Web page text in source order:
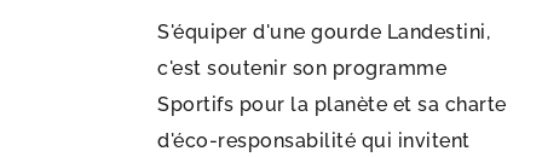
S'équiper d'une gourde Landestini,
c'est soutenir son programme
Sportifs pour la planète et sa charte
d'éco-responsabilité qui invitent